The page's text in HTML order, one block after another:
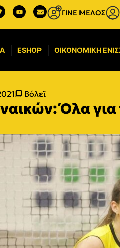
ΓΙΝΕ ΜΕΛΟΣ
ESHOP ΟΙΚΟΝΟΜΙΚΉ
Βόλεϊ
Όλα